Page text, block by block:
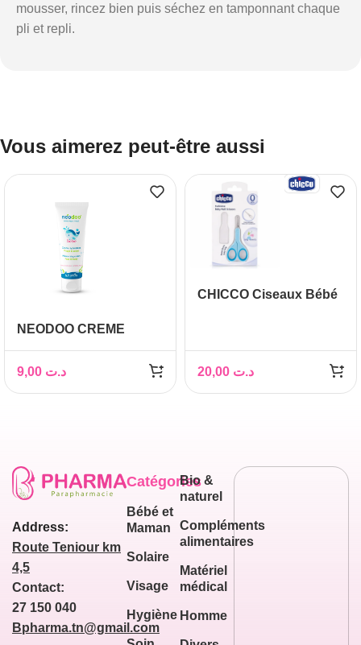
mousser, rincez bien puis séchez en tamponnant chaque
pli et repli.
Vous aimerez peut-être aussi
NEODOO CREME
د.ت
CHICCO Ciseaux Bébé
د.ت
Address:
Route Teniour km
4,5
Contact:
27 150 040
Bpharma.tn@gmail.com
Catégories
Bébé et
Maman
Solaire
Visage
Hygiène
Bio &
naturel
Compléments
alimentaires
Matériel
médical
Homme